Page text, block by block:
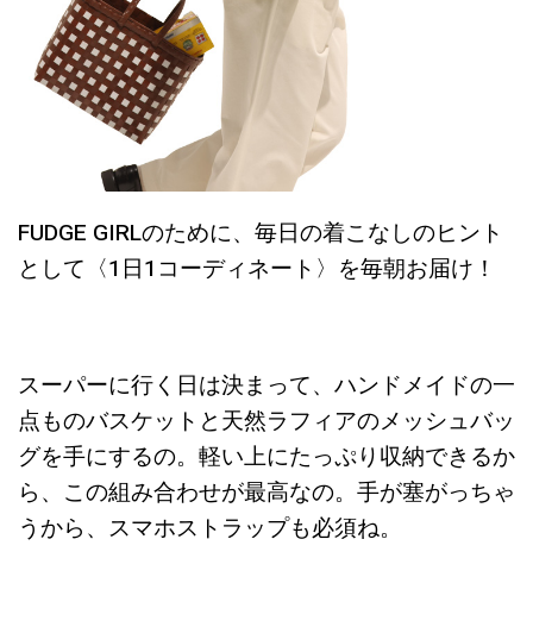
FUDGE GIRLのために、毎日の着こなしのヒント
として〈1日1コーディネート〉を毎朝お届け！
スーパーに行く日は決まって、ハンドメイドの一
点ものバスケットと天然ラフィアのメッシュバッ
グを手にするの。軽い上にたっぷり収納できるか
ら、この組み合わせが最高なの。手が塞がっちゃ
うから、スマホストラップも必須ね。